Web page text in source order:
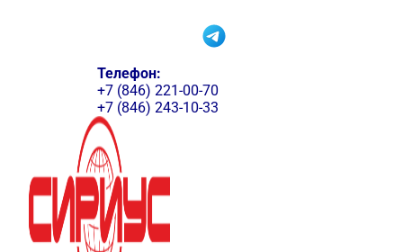
Телефон:
+7 (846) 221-00-70
+7 (846) 243-10-33